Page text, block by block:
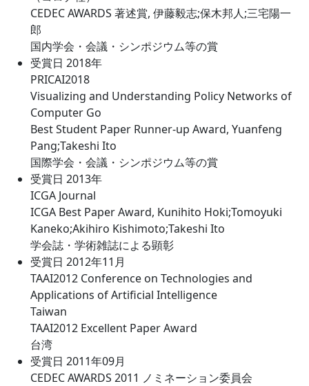
CEDEC AWARDS 著述賞, 伊藤毅志;保木邦人;三宅陽一
郎
国内学会・会議・シンポジウム等の賞
受賞日 2018年
PRICAI2018
Visualizing and Understanding Policy Networks of
Computer Go
Best Student Paper Runner-up Award, Yuanfeng
Pang;Takeshi Ito
国際学会・会議・シンポジウム等の賞
受賞日 2013年
ICGA Journal
ICGA Best Paper Award, Kunihito Hoki;Tomoyuki
Kaneko;Akihiro Kishimoto;Takeshi Ito
学会誌・学術雑誌による顕彰
受賞日 2012年11月
TAAI2012 Conference on Technologies and
Applications of Artificial Intelligence
Taiwan
TAAI2012 Excellent Paper Award
台湾
受賞日 2011年09月
CEDEC AWARDS 2011 ノミネーション委員会